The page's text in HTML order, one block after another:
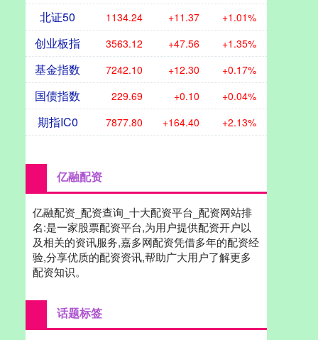
北证50 1134.24 +11.37 +1.01%
创业板指 3563.12 +47.56 +1.35%
基金指数 7242.10 +12.30 +0.17%
国债指数 229.69 +0.10 +0.04%
期指IC0 7877.80 +164.40 +2.13%
亿融配资
亿融配资_配资查询_十大配资平台_配资网站排
名:是一家股票配资平台,为用户提供配资开户以
及相关的资讯服务,嘉多网配资凭借多年的配资经
验,分享优质的配资资讯,帮助广大用户了解更多
配资知识。
话题标签